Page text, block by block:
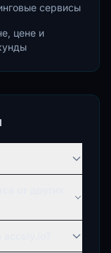
сервисы
цене и